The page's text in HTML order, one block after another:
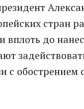
стран
вплоть до
с